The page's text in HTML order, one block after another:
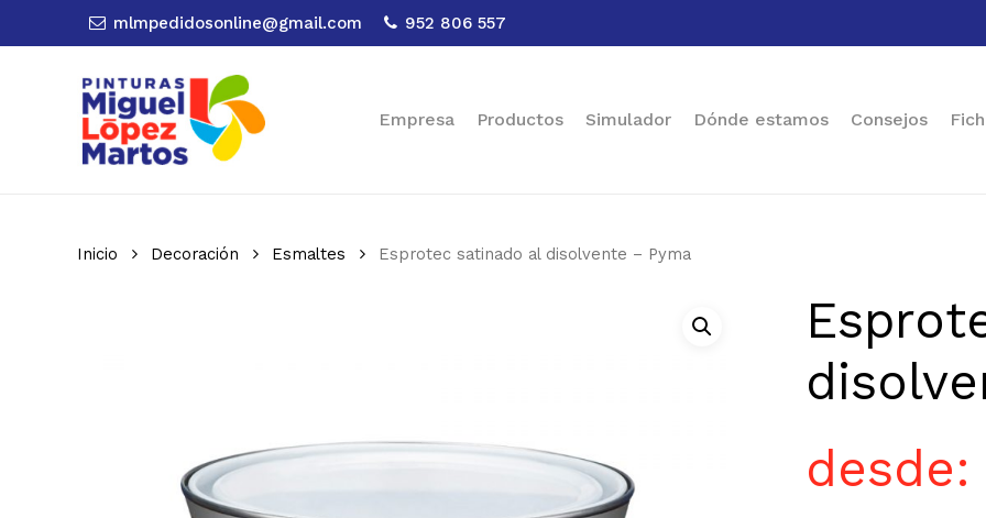
mlmpedidosonline@gmail.com 952 806 557
Empresa Productos Simulador Dónde estamos Consejos
Cart
Inicio Decoración Esmaltes Esprotec satinado al disolvente – Pyma